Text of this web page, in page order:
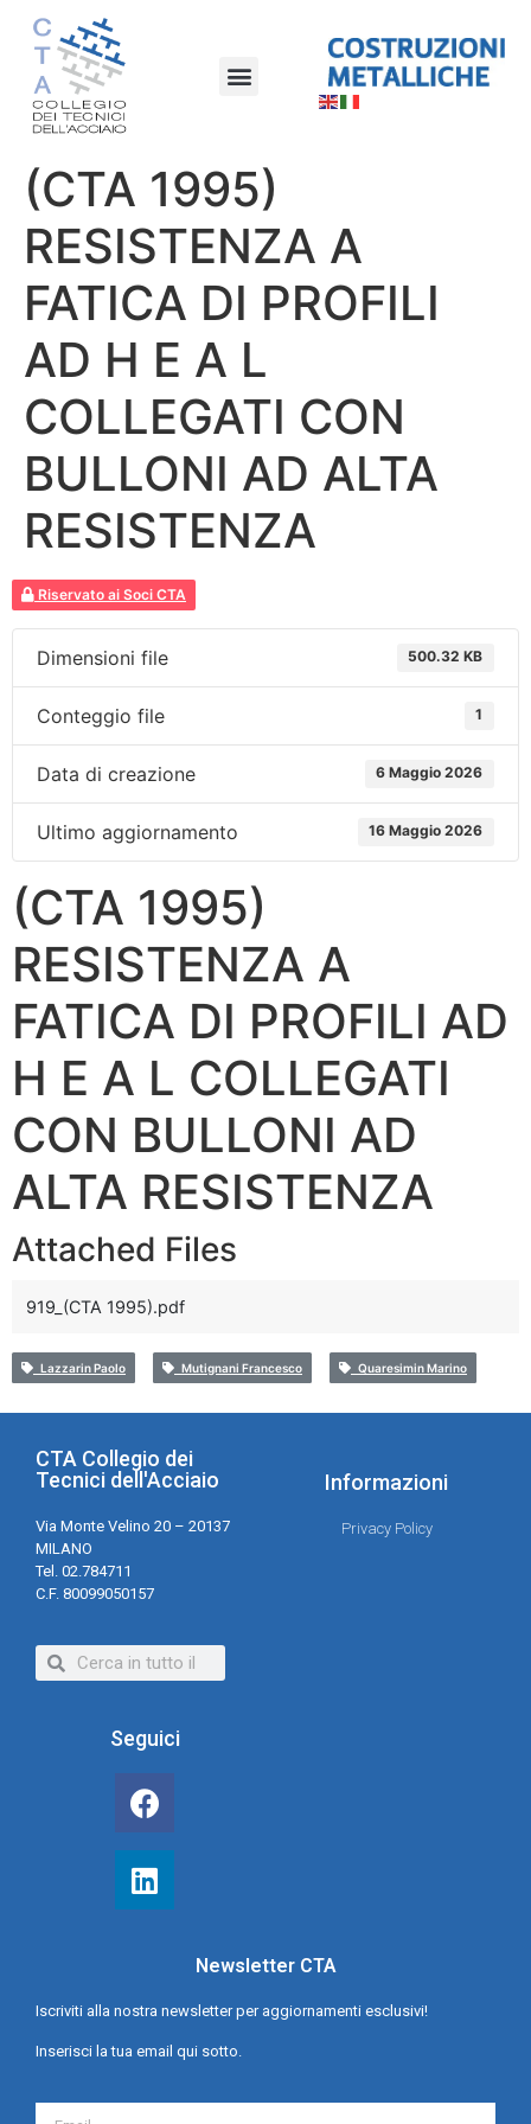
(CTA 1995)
RESISTENZA A
FATICA DI PROFILI
AD H E A L
COLLEGATI CON
BULLONI AD ALTA
RESISTENZA
Riservato ai Soci CTA
Dimensioni file 500.32 KB
Conteggio file 1
Data di creazione 6 Maggio 2026
Ultimo aggiornamento 16 Maggio 2026
(CTA 1995)
RESISTENZA A
FATICA DI PROFILI AD
H E A L COLLEGATI
CON BULLONI AD
ALTA RESISTENZA
Attached Files
919_(CTA 1995).pdf
Lazzarin Paolo Mutignani Francesco Quaresimin Marino
CTA Collegio dei
Tecnici dell'Acciaio
Via Monte Velino 20 – 20137
MILANO
Tel. 02.784711
C.F. 80099050157
Informazioni
Privacy Policy
Seguici
Newsletter CTA
Iscriviti alla nostra newsletter per aggiornamenti esclusivi!
Inserisci la tua email qui sotto.